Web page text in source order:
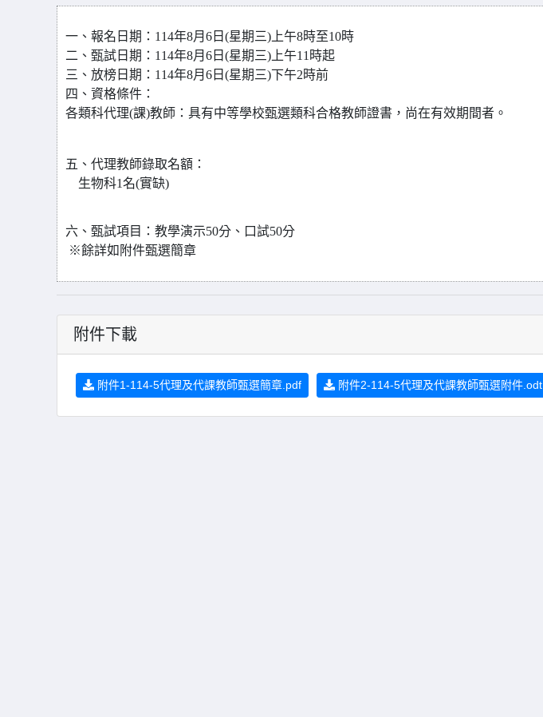
一、 報名日期： 114年8月6日(星期三)上午8時至10時
二、 甄試日期： 114年8月6日(星期三)上午11時起
三、 放榜日期： 114年8月6日(星期三)下午2時前
四、 資格條件：
各類科代理(課)教師：具有中等學校甄選類科合格教師證書，尚在有效期間者。
五、代理教師錄取名額：
生物科1名(實缺)
六、甄試項目：教學演示50分、口試50分
※餘詳如附件甄選簡章
附件下載
附件1-114-5代理及代課教師甄選簡章.pdf 附件2-114-5代理及代課教師甄選附件.odt